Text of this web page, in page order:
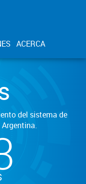
ACERCA
del sistema de